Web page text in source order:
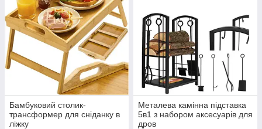
Бамбуковий столик-
трансформер для сніданку в
ліжку
Металева камінна підставка
5в1 з набором аксесуарів для
дров